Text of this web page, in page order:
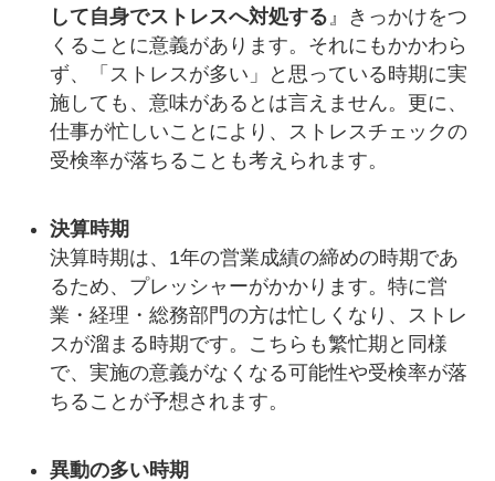
して自身でストレスへ対処する』きっかけをつ
くることに意義があります。それにもかかわら
ず、「ストレスが多い」と思っている時期に実
施しても、意味があるとは言えません。更に、
仕事が忙しいことにより、ストレスチェックの
受検率が落ちることも考えられます。
決算時期
決算時期は、1年の営業成績の締めの時期であ
るため、プレッシャーがかかります。特に営
業・経理・総務部門の方は忙しくなり、ストレ
スが溜まる時期です。こちらも繁忙期と同様
で、実施の意義がなくなる可能性や受検率が落
ちることが予想されます。
異動の多い時期